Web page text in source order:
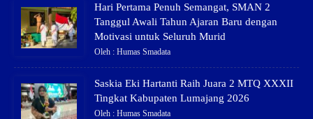
Hari Pertama Penuh Semangat, SMAN 2
Tanggul Awali Tahun Ajaran Baru dengan
Motivasi untuk Seluruh Murid
Oleh : Humas Smadata
Saskia Eki Hartanti Raih Juara 2 MTQ XXXII
Tingkat Kabupaten Lumajang 2026
Oleh : Humas Smadata